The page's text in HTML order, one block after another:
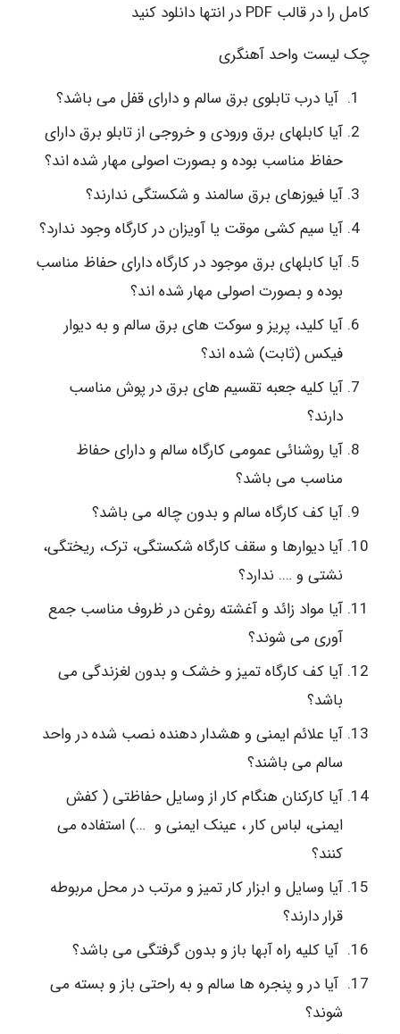
کامل را در قالب PDF در انتها دانلود کنید
چک لیست واحد آهنگری
آیا درب تابلوی برق سالم و دارای قفل می باشد؟
آیا کابلهای برق ورودی و خروجی از تابلو برق دارای
حفاظ مناسب بوده و بصورت اصولی مهار شده اند؟
آیا فیوزهای برق سالمند و شکستگی ندارند؟
آیا سیم کشی موقت یا آویزان در کارگاه وجود ندارد؟
آیا کابلهای برق موجود در کارگاه دارای حفاظ مناسب
بوده و بصورت اصولی مهار شده اند؟
آیا کلید، پریز و سوکت های برق سالم و به دیوار
فیکس (ثابت) شده اند؟
آیا کلیه جعبه تقسیم های برق در پوش مناسب
دارند؟
آیا روشنائی عمومی کارگاه سالم و دارای حفاظ
مناسب می باشد؟
آیا کف کارگاه سالم و بدون چاله می باشد؟
آیا دیوارها و سقف کارگاه شکستگی، ترک، ریختگی،
نشتی و …. ندارد؟
آیا مواد زائد و آغشته روغن در ظروف مناسب جمع
آوری می شوند؟
آیا کف کارگاه تمیز و خشک و بدون لغزندگی می
باشد؟
آیا علائم ایمنی و هشدار دهنده نصب شده در واحد
سالم می باشند؟
آیا کارکنان هنگام کار از وسایل حفاظتی ( کفش
ایمنی، لباس کار ، عینک ایمنی و …) استفاده می
کنند؟
آیا وسایل و ابزار کار تمیز و مرتب در محل مربوطه
قرار دارند؟
آیا کلیه راه آبها باز و بدون گرفتگی می باشد؟
آیا در و پنجره ها سالم و به راحتی باز و بسته می
شوند؟